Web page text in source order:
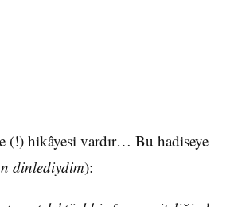
(!) hikâyesi vardır… Bu hadiseye
dinlediydim):